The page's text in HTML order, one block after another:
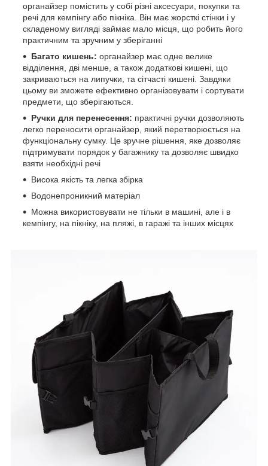
органайзер помістить у собі різні аксесуари, покупки та
речі для кемпінгу або пікніка. Він має жорсткі стінки і у
складеному вигляді займає мало місця, що робить його
практичним та зручним у зберіганні
Багато кишень: органайзер має одне велике
відділення, дві менше, а також додаткові кишені, що
закриваються на липучки, та сітчасті кишені. Завдяки
цьому ви зможете ефективно організовувати і сортувати
предмети, що зберігаються.
Ручки для перенесення: практичні ручки дозволяють
легко переносити органайзер, який перетворюється на
функціональну сумку. Це зручне рішення, яке дозволяє
підтримувати порядок у багажнику та дозволяє швидко
взяти необхідні речі
Висока якість та легка збірка
Водонепроникний матеріал
Можна використовувати не тільки в машині, але і в
кемпінгу, на пікніку, на пляжі, в гаражі та інших місцях